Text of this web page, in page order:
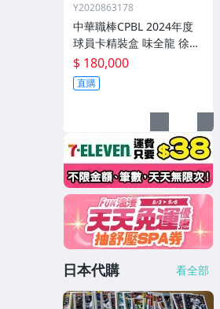
Y2020863178
中華職棒CPBL 2024年度
球員卡精裝盒 味全龍 徐若
熙 龍之子 A級球星三折頁
簽名書卡 親簽 大PATCH 交
換卡 限5張 超大獎 軟體銀
$ 180,000
直購
日本代購 看全部